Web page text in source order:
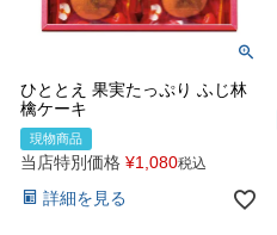
ひととえ 果実たっぷり ふじ林
檎ケーキ
現物商品
当店特別価格 ¥1,080税込
詳細を見る